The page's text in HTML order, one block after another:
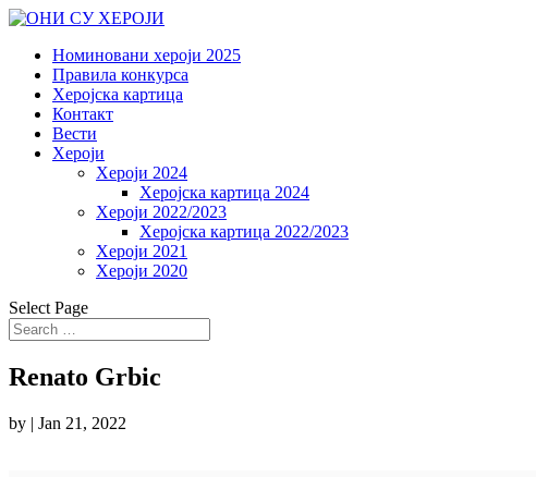
Номиновани хероји 2025
Правила конкурса
Херојска картица
Контакт
Вести
Хероји
Хероји 2024
Херојска картица 2024
Хероји 2022/2023
Херојска картица 2022/2023
Хероји 2021
Хероји 2020
Select Page
Renato Grbic
by | Jan 21, 2022